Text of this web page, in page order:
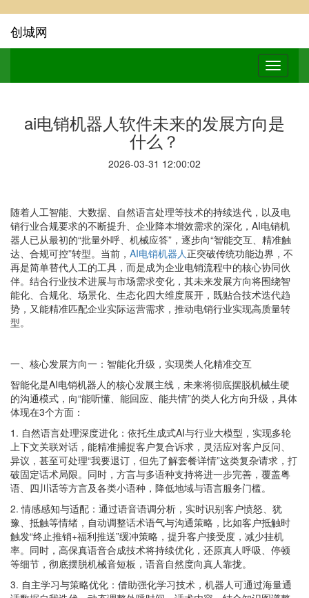
创城网
ai电销机器人软件未来的发展方向是
什么？
2026-03-31 12:00:02
随着人工智能、大数据、自然语言处理等技术的持续迭代，以及电
销行业合规要求的不断提升、企业降本增效需求的深化，AI电销机
器人已从最初的“批量外呼、机械应答”，逐步向“智能交互、精准触
达、合规可控”转型。当前， AI电销机器人正突破传统功能边界，不
再是简单替代人工的工具，而是成为企业电销流程中的核心协同伙
伴。结合行业技术进展与市场需求变化，其未来发展方向将围绕智
能化、合规化、场景化、生态化四大维度展开，既贴合技术迭代趋
势，又能精准匹配企业实际运营需求，推动电销行业实现高质量转
型。
一、核心发展方向一：智能化升级，实现类人化精准交互
智能化是AI电销机器人的核心发展主线，未来将彻底摆脱机械生硬
的沟通模式，向“能听懂、能回应、能共情”的类人化方向升级，具体
体现在3个方面：
1. 自然语言处理深度进化：依托生成式AI与行业大模型，实现多轮
上下文关联对话，能精准捕捉客户复合诉求，灵活应对客户反问、
异议，甚至可处理“我要退订，但先了解套餐详情”这类复杂请求，打
破固定话术局限。同时，方言与多语种支持将进一步完善，覆盖粤
语、四川话等方言及各类小语种，降低地域与语言服务门槛。
2. 情感感知与适配：通过语音语调分析，实时识别客户愤怒、犹
豫、抵触等情绪，自动调整话术语气与沟通策略，比如客户抵触时
触发“终止推销+福利推送”缓冲策略，提升客户接受度，减少挂机
率。同时，高保真语音合成技术将持续优化，还原真人呼吸、停顿
等细节，彻底摆脱机械音短板，语音自然度向真人靠拢。
3. 自主学习与策略优化：借助强化学习技术，机器人可通过海量通